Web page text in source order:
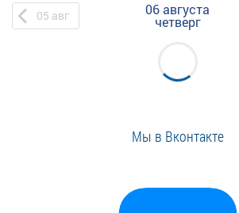
05 авг 06 августа
четверг
Мы в Вконтакте